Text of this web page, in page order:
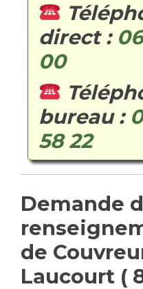
direct :
00
bureau :
58 22
Demande
de
Laucourt (